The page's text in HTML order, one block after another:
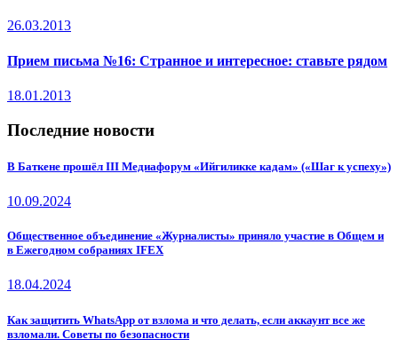
26.03.2013
Прием письма №16: Странное и интересное: ставьте рядом
18.01.2013
Последние новости
В Баткене прошёл III Медиафорум «Ийгиликке кадам» («Шаг к успеху»)
10.09.2024
Общественное объединение «Журналисты» приняло участие в Общем и
в Ежегодном собраниях IFEX
18.04.2024
Как защитить WhatsApp от взлома и что делать, если аккаунт все же
взломали. Советы по безопасности